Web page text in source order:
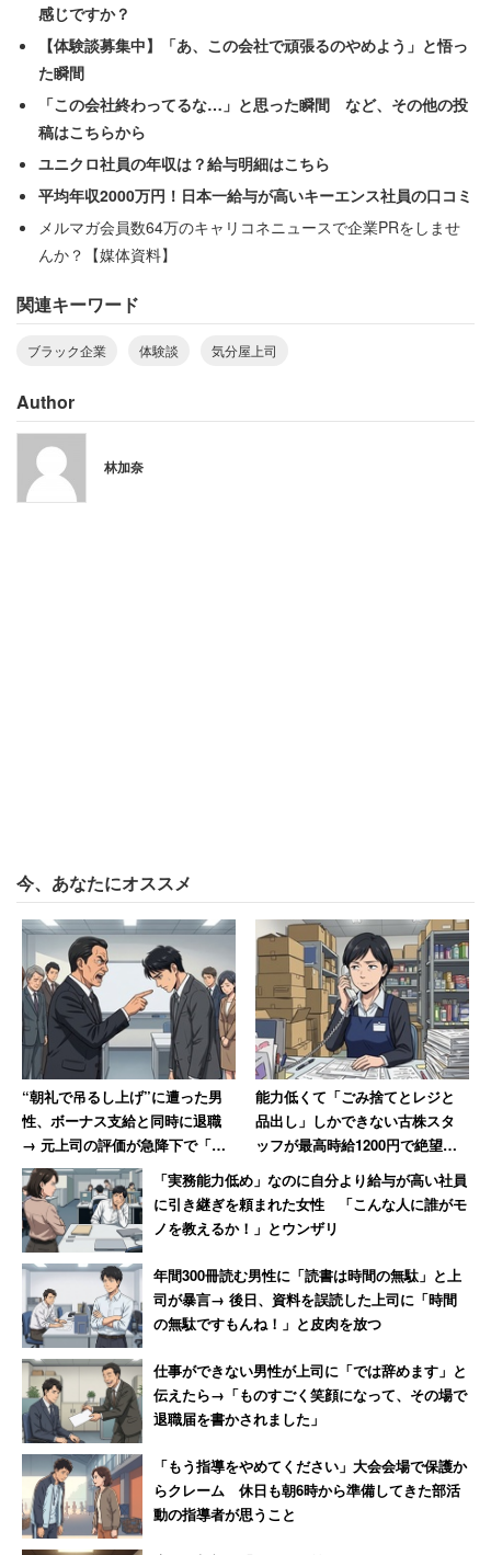
営業職の30代男性は「当時40代の先輩社員」について、
「ちょっとした言い間違いや、自分が持ち出せない製品サ
ンプルの持ち出し許可を私が得たからという理由で怒鳴
る」と語った。資料を作っているときも「気分次第で指摘
が変わる。毎度変わるので修正が大変でした」と振り返っ
ていた。
気分次第で「髪型や態度をいきなり怒り出
す」社長
なかった経験を明かす。
「朝礼では、良い会社（他社）の記事などを集め
※アンケート概要
■実施期間
2019年12月19日～
■回答数
748※8月4日時点
■アンケート対象
キャリコネメルマガ会員（63万人）やキャリコネニュース
読者、キャリコネニュースSNSフォロワー
■実施方法
アンケート集計ツール「クエスタント」を使用
回答ページhttps://questant.jp/q/G42CZUHP
■質問項目
・体験した「ブラック企業」エピソードを教えてくださ
い。
感じですか？
【体験談募集中】「あ、この会社で頑張るのやめよう」と悟っ
た瞬間
「この会社終わってるな…」と思った瞬間 など、その他の投
稿はこちらから
ユニクロ社員の年収は？給与明細はこちら
平均年収2000万円！日本一給与が高いキーエンス社員の口コミ
メルマガ会員数64万のキャリコネニュースで企業PRをしませ
んか？【媒体資料】
関連キーワード
ブラック企業 体験談 気分屋上司
Author
林加奈
今、あなたにオススメ
“朝礼で吊るし上げ”に遭った男
性、ボーナス支給と同時に退職
→ 元上司の評価が急降下で「ザ
マアミロと思いました」
能力低くて「ごみ捨てとレジと
品出し」しかできない古株スタ
ッフが最高時給1200円で絶望、
時給が25円低い女性のやる気は
消滅
「実務能力低め」なのに自分より給与が高い社員
に引き継ぎを頼まれた女性 「こんな人に誰がモ
ノを教えるか！」とウンザリ
年間300冊読む男性に「読書は時間の無駄」と上
司が暴言→ 後日、資料を誤読した上司に「時間
の無駄ですもんね！」と皮肉を放つ
仕事ができない男性が上司に「では辞めます」と
伝えたら→「ものすごく笑顔になって、その場で
退職届を書かされました」
「もう指導をやめてください」大会会場で保護か
らクレーム 休日も朝6時から準備してきた部活
動の指導者が思うこと